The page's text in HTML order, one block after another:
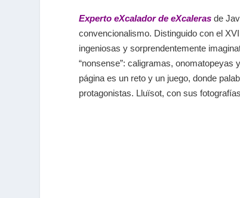
Experto eXcalador de eXcaleras de
convencionalismo. Distinguido con el
ingeniosas y sorprendentemente
“nonsense”: caligramas,
página es un reto y un juego, donde
protagonistas. Lluïsot, con sus